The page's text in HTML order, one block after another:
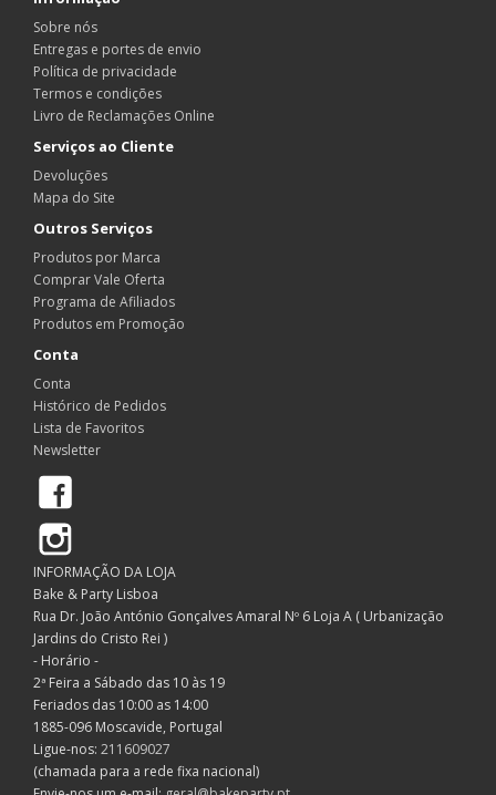
Sobre nós
Entregas e portes de envio
Política de privacidade
Termos e condições
Livro de Reclamações Online
Serviços ao Cliente
Devoluções
Mapa do Site
Outros Serviços
Produtos por Marca
Comprar Vale Oferta
Programa de Afiliados
Produtos em Promoção
Conta
Conta
Histórico de Pedidos
Lista de Favoritos
Newsletter
INFORMAÇÃO DA LOJA
Bake & Party Lisboa
Rua Dr. João António Gonçalves Amaral Nº 6 Loja A ( Urbanização
Jardins do Cristo Rei )
- Horário -
2ª Feira a Sábado das 10 às 19
Feriados das 10:00 as 14:00
1885-096 Moscavide, Portugal
Ligue-nos: 211609027
(chamada para a rede fixa nacional)